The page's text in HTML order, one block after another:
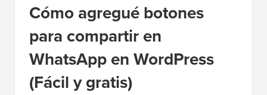
Cómo agregué botones
para compartir en
WhatsApp en WordPress
(Fácil y gratis)